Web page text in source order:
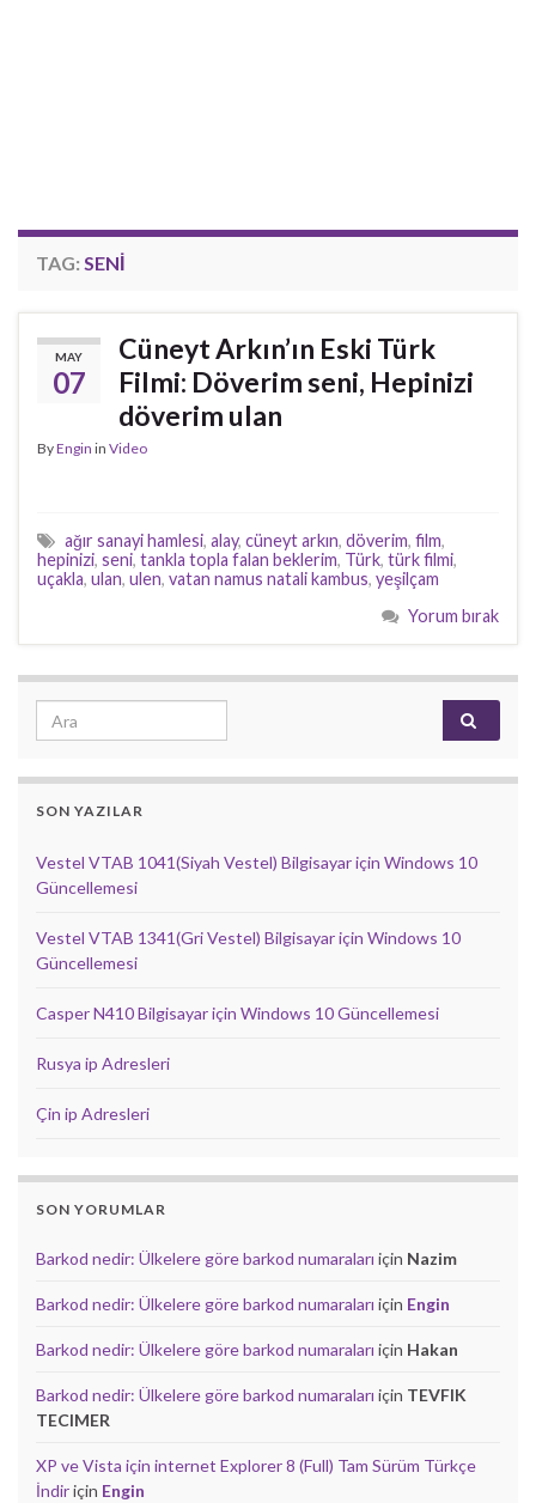
TAG: SENI
MAY
07
Cüneyt Arkın’ın Eski Türk
Filmi: Döverim seni, Hepinizi
döverim ulan
ByEngin in Video
ağır sanayi hamlesi, alay, cüneyt arkın, döverim, film,
hepinizi, seni, tankla topla falan beklerim, Türk, türk filmi,
uçakla, ulan, ulen, vatan namus natali kambus, yeşilçam
Yorum bırak
Search for:
SON YAZILAR
Vestel VTAB 1041(Siyah Vestel) Bilgisayar için Windows 10
Güncellemesi
Vestel VTAB 1341(Gri Vestel) Bilgisayar için Windows 10
Güncellemesi
Casper N410 Bilgisayar için Windows 10 Güncellemesi
Rusya ip Adresleri
Çin ip Adresleri
SON YORUMLAR
Barkod nedir: Ülkelere göre barkod numaraları için Nazim
Barkod nedir: Ülkelere göre barkod numaraları için Engin
Barkod nedir: Ülkelere göre barkod numaraları için Hakan
Barkod nedir: Ülkelere göre barkod numaraları için TEVFIK
TECIMER
XP ve Vista için internet Explorer 8 (Full) Tam Sürüm Türkçe
İndiriçin Engin